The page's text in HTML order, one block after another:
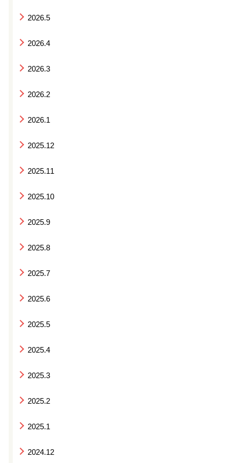
2026.5
2026.4
2026.3
2026.2
2026.1
2025.12
2025.11
2025.10
2025.9
2025.8
2025.7
2025.6
2025.5
2025.4
2025.3
2025.2
2025.1
2024.12